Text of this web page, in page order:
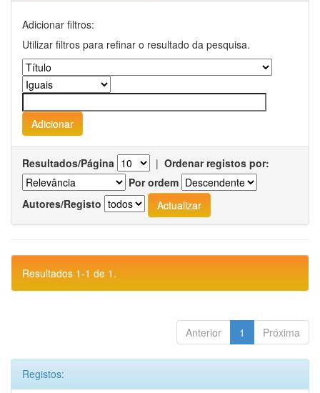
Adicionar filtros:
Utilizar filtros para refinar o resultado da pesquisa.
Resultados/Página | Ordenar registos por:
Por ordem
Autores/Registo
Resultados 1-1 de 1.
Anterior 1 Próxima
Registos: